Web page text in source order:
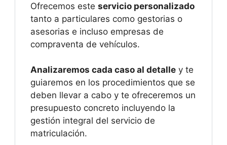
Ofrecemos este servicio personalizado
tanto a particulares como gestorias o
asesorias e incluso empresas de
compraventa de vehículos.
Analizaremos cada caso al detalle y te
guiaremos en los procedimientos que se
deben llevar a cabo y te ofreceremos un
presupuesto concreto incluyendo la
gestión integral del servicio de
matriculación.